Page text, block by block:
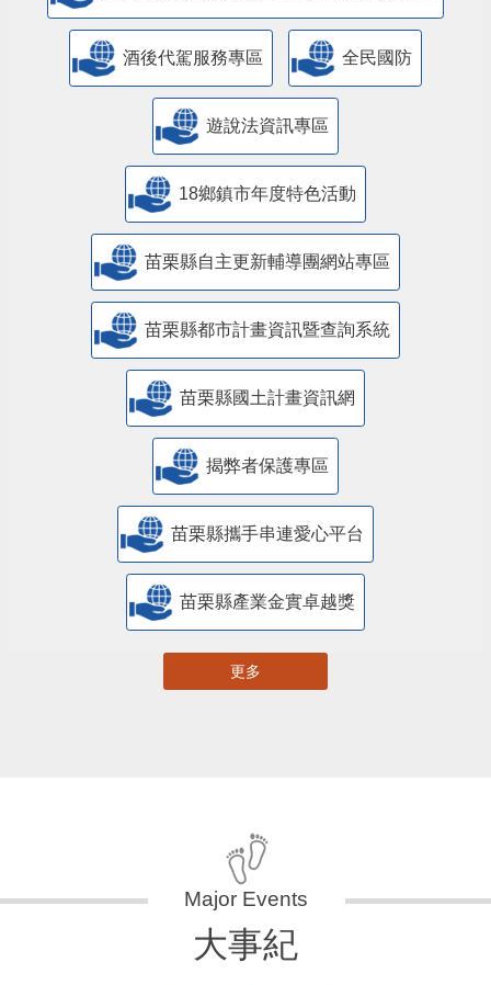
酒後代駕服務專區 全民國防
遊說法資訊專區
18鄉鎮市年度特色活動
苗栗縣自主更新輔導團網站專區
苗栗縣都市計畫資訊暨查詢系統
苗栗縣國土計畫資訊網
揭弊者保護專區
苗栗縣攜手串連愛心平台
苗栗縣產業金實卓越獎
更多
大事紀